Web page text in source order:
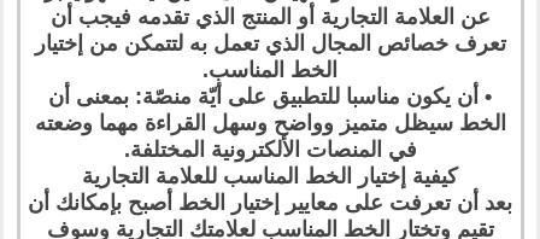
عن العلامة التجارية أو المنتج الذي تقدمه فيجب أن
تعرف خصائص المجال الذي تعمل به لتتمكن من إختيار
الخط المناسب.
• أن يكون مناسبا للتطبيق على أيّة منصّة: بمعنى أن
الخط سيظل متميز وواضح وسهل القراءة مهما وضعته
في المنصات الألكترونية المختلفة.
كيفية إختيار الخط المناسب للعلامة التجارية
بعد أن تعرفت على معايير إختيار الخط أصبح بإمكانك أن
تقيم وتختار الخط المناسب لعلامتك التجارية وسوف